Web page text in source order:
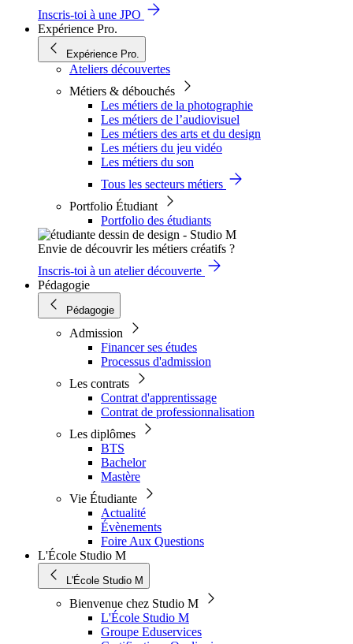
Inscris-toi à une JPO
Expérience Pro.
Expérience Pro.
Ateliers découvertes
Métiers & débouchés
Les métiers de la photographie
Les métiers de l’audiovisuel
Les métiers des arts et du design
Les métiers du jeu vidéo
Les métiers du son
Tous les secteurs métiers
Portfolio Étudiant
Portfolio des étudiants
Envie de découvrir les métiers créatifs ?
Inscris-toi à un atelier découverte
Pédagogie
Pédagogie
Admission
Financer ses études
Processus d'admission
Les contrats
Contrat d'apprentissage
Contrat de professionnalisation
Les diplômes
BTS
Bachelor
Mastère
Vie Étudiante
Actualité
Évènements
Foire Aux Questions
L'École Studio M
L'École Studio M
Bienvenue chez Studio M
L'École Studio M
Groupe Eduservices